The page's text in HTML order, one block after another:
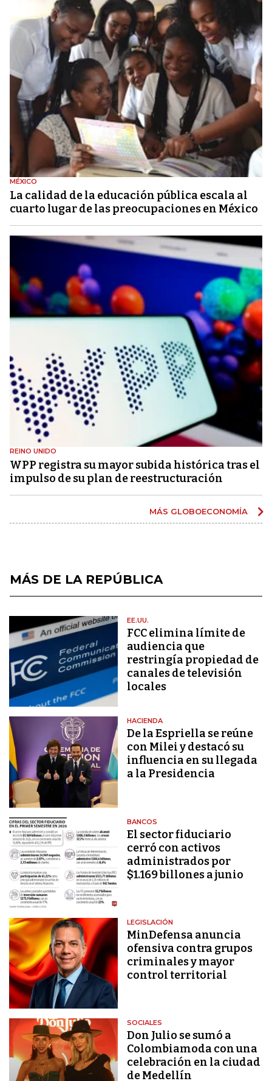
MÉXICO
La calidad de la educación pública escala al
cuarto lugar de las preocupaciones en México
REINO UNIDO
WPP registra su mayor subida histórica tras el
impulso de su plan de reestructuración
MÁS GLOBOECONOMÍA
MÁS DE LA REPÚBLICA
EE.UU.
FCC elimina límite de
audiencia que
restringía propiedad de
canales de televisión
locales
HACIENDA
De la Espriella se reúne
con Milei y destacó su
influencia en su llegada
a la Presidencia
BANCOS
El sector fiduciario
cerró con activos
administrados por
$1.169 billones a junio
LEGISLACIÓN
MinDefensa anuncia
ofensiva contra grupos
criminales y mayor
control territorial
SOCIALES
Don Julio se sumó a
Colombiamoda con una
celebración en la ciudad
de Medellín